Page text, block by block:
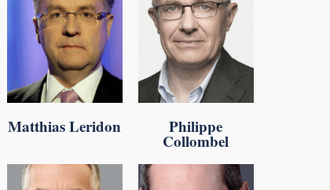
Matthias Leridon Philippe
Collombel